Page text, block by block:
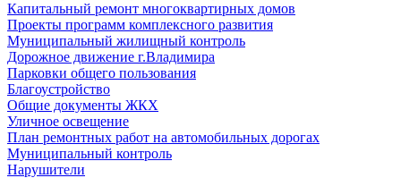
Капитальный ремонт многоквартирных домов
Проекты программ комплексного развития
Муниципальный жилищный контроль
Дорожное движение г.Владимира
Парковки общего пользования
Благоустройство
Общие документы ЖКХ
Уличное освещение
План ремонтных работ на автомобильных дорогах
Муниципальный контроль
Нарушители